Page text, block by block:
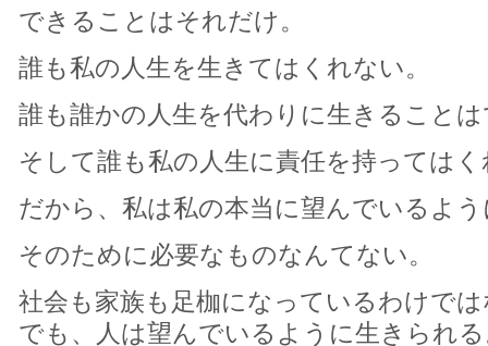
できることはそれだけ。
誰も私の人生を生きてはくれない。
誰も誰かの人生を代わりに生きること
そして誰も私の人生に責任を持っては
だから、私は私の本当に望んでいるよ
そのために必要なものなんてない。
社会も家族も足枷になっているわけで
でも、人は望んでいるように生きられ